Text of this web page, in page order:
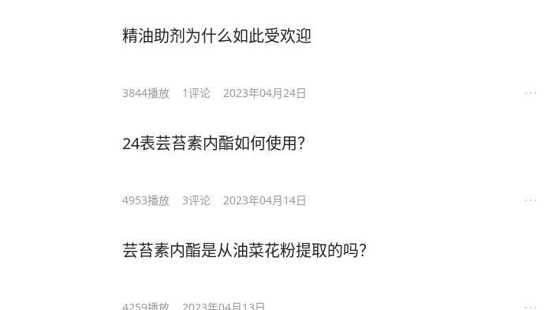
精油助剂为什么如此受欢迎
3844播放 1评论 2023年04月24日
24表芸苔素内酯如何使用？
4953播放 3评论 2023年04月14日
芸苔素内酯是从油菜花粉提取的吗？